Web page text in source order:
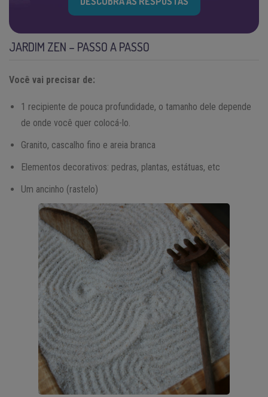
JARDIM ZEN – PASSO A PASSO
Você vai precisar de:
1 recipiente de pouca profundidade, o tamanho dele depende
de onde você quer colocá-lo.
Granito, cascalho fino e areia branca
Elementos decorativos: pedras, plantas, estátuas, etc
Um ancinho (rastelo)